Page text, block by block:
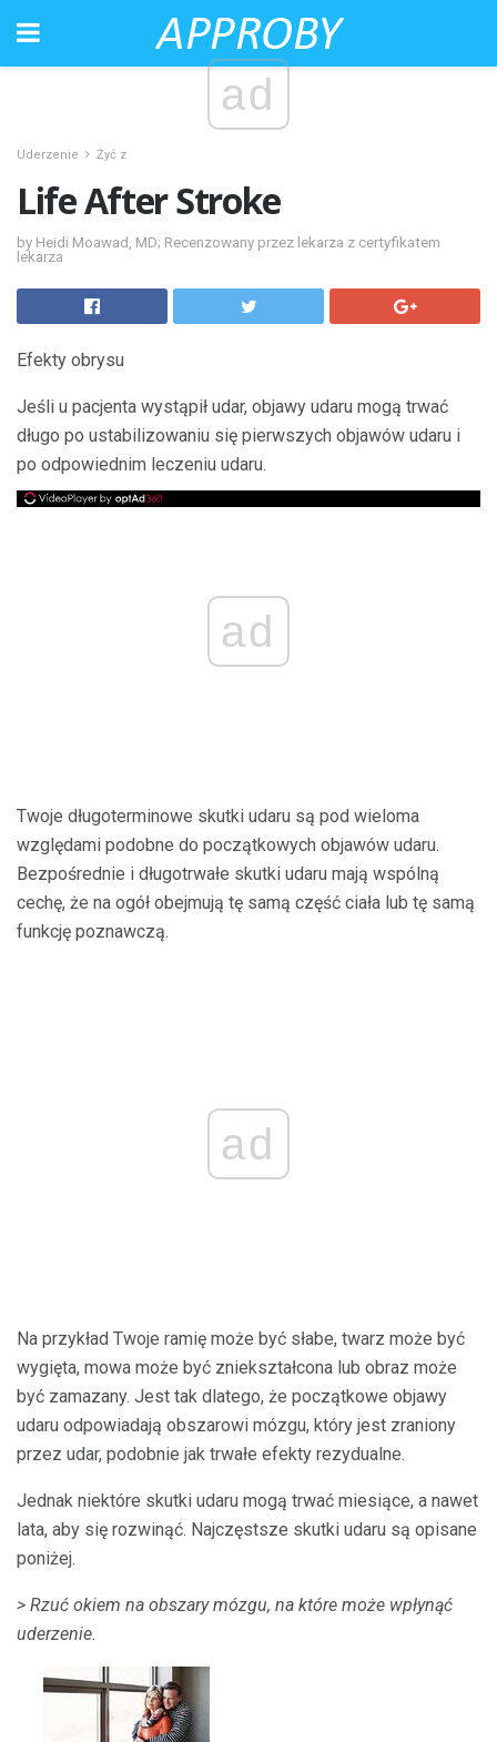
ad
Uderzenie Żyć z
Life After Stroke
by Heidi Moawad, MD; Recenzowany przez lekarza z certyfikatem
lekarza
Efekty obrysu
Jeśli u pacjenta wystąpił udar, objawy udaru mogą trwać
długo po ustabilizowaniu się pierwszych objawów udaru i
po odpowiednim leczeniu udaru.
ad
Twoje długoterminowe skutki udaru są pod wieloma
względami podobne do początkowych objawów udaru.
Bezpośrednie i długotrwałe skutki udaru mają wspólną
cechę, że na ogół obejmują tę samą część ciała lub tę samą
funkcję poznawczą.
ad
Na przykład Twoje ramię może być słabe, twarz może być
wygięta, mowa może być zniekształcona lub obraz może
być zamazany. Jest tak dlatego, że początkowe objawy
udaru odpowiadają obszarowi mózgu, który jest zraniony
przez udar, podobnie jak trwałe efekty rezydualne.
Jednak niektóre skutki udaru mogą trwać miesiące, a nawet
lata, aby się rozwinąć. Najczęstsze skutki udaru są opisane
poniżej.
> Rzuć okiem na obszary mózgu, na które może wpłynąć
uderzenie.